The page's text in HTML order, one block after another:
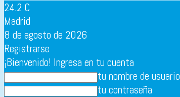
24.2 C
Madrid
8 de agosto de 2026
Registrarse
¡Bienvenido! Ingresa en tu cuenta
tu nombre de usuario
tu contraseña